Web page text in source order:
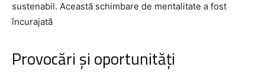
sustenabil. Această schimbare de mentalitate a fost
încurajată
Provocări și oportunități